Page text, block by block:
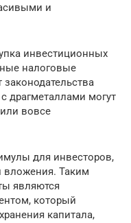
и
инвестиционных
налоговые
драгметаллами могут
вовсе
для инвесторов,
Таким
являются
который
капитала,